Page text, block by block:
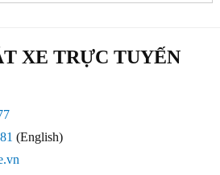
XE TRỰC TUYẾN
(English)